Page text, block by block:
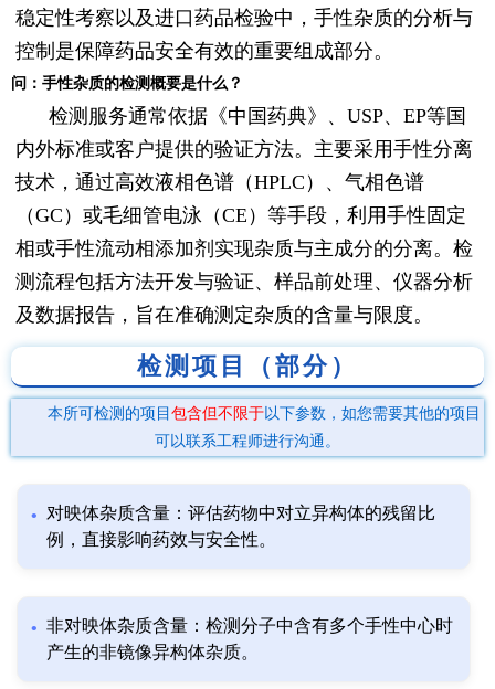
稳定性考察以及进口药品检验中，手性杂质的分析与
控制是保障药品安全有效的重要组成部分。
问：手性杂质的检测概要是什么？
检测服务通常依据《中国药典》、USP、EP等国
内外标准或客户提供的验证方法。主要采用手性分离
技术，通过高效液相色谱（HPLC）、气相色谱
（GC）或毛细管电泳（CE）等手段，利用手性固定
相或手性流动相添加剂实现杂质与主成分的分离。检
测流程包括方法开发与验证、样品前处理、仪器分析
及数据报告，旨在准确测定杂质的含量与限度。
检测项目（部分）
本所可检测的项目 包含但不限于以下参数，如您需要其他的项目
可以联系工程师进行沟通。
对映体杂质含量：评估药物中对立异构体的残留比
例，直接影响药效与安全性。
非对映体杂质含量：检测分子中含有多个手性中心时
产生的非镜像异构体杂质。